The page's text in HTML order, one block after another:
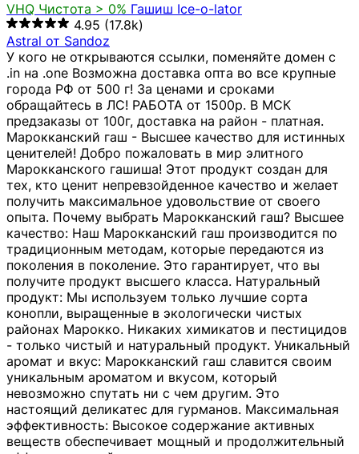
VHQ Чистота > 0% Гашиш Ice-o-lator
4.95 (17.8k)
Astral от Sandoz
У кого не открываются ссылки, поменяйте домен с
.in на .one Возможна доставка опта во все крупные
города РФ от 500 г! За ценами и сроками
обращайтесь в ЛС! РАБОТА от 1500р. В МСК
предзаказы от 100г, доставка на район - платная.
Марокканский гаш - Высшее качество для истинных
ценителей! Добро пожаловать в мир элитного
Марокканского гашиша! Этот продукт создан для
тех, кто ценит непревзойденное качество и желает
получить максимальное удовольствие от своего
опыта. Почему выбрать Марокканский гаш? Высшее
качество: Наш Марокканский гаш производится по
традиционным методам, которые передаются из
поколения в поколение. Это гарантирует, что вы
получите продукт высшего класса. Натуральный
продукт: Мы используем только лучшие сорта
конопли, выращенные в экологически чистых
районах Марокко. Никаких химикатов и пестицидов
- только чистый и натуральный продукт. Уникальный
аромат и вкус: Марокканский гаш славится своим
уникальным ароматом и вкусом, который
невозможно спутать ни с чем другим. Это
настоящий деликатес для гурманов. Максимальная
эффективность: Высокое содержание активных
веществ обеспечивает мощный и продолжительный